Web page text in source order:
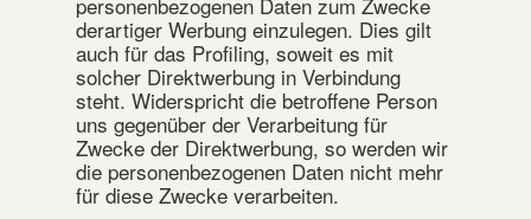
derartiger Werbung einzulegen. Dies gilt
auch für das Profiling, soweit es mit
solcher Direktwerbung in Verbindung
steht. Widerspricht die betroffene Person
uns gegenüber der Verarbeitung für
Zwecke der Direktwerbung, so werden wir
die personenbezogenen Daten nicht mehr
für diese Zwecke verarbeiten.